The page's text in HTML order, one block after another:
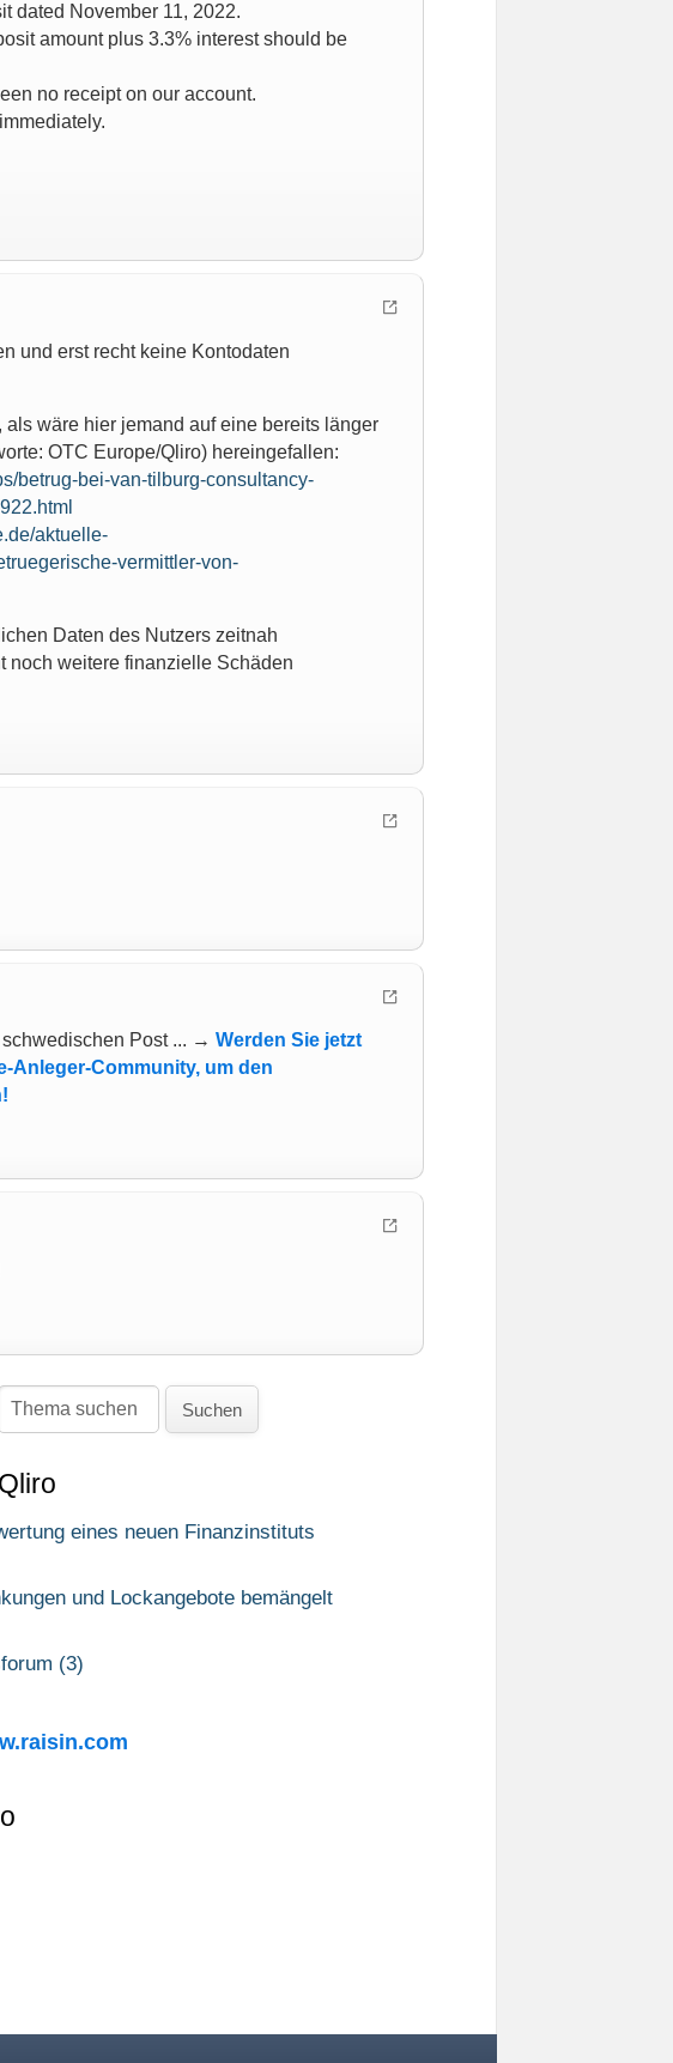
dated November 11, 2022.
amount plus 3.3% interest should be
no receipt on our account.
und erst recht keine Kontodaten
wäre hier jemand auf eine bereits länger
OTC Europe/Qliro) hereingefallen:
betrug-bei-van-tilburg-consultancy-
aktuelle-
vermittler-von-
Daten des Nutzers zeitnah
noch weitere finanzielle Schäden
Post ... → Werden Sie jetzt
Anleger-Community, um den
Suchen
eines neuen Finanzinstituts
und Lockangebote bemängelt
(3)